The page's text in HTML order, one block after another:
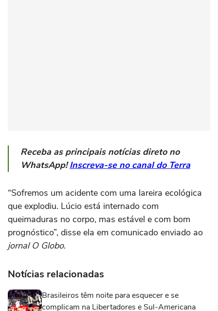
Receba as principais notícias direto no
WhatsApp!Inscreva-se no canal do Terra
“Sofremos um acidente com uma lareira ecológica
que explodiu. Lúcio está internado com
queimaduras no corpo, mas estável e com bom
prognóstico”, disse ela em comunicado enviado ao
jornal O Globo.
Notícias relacionadas
Brasileiros têm noite para esquecer e se
complicam na Libertadores e Sul-Americana